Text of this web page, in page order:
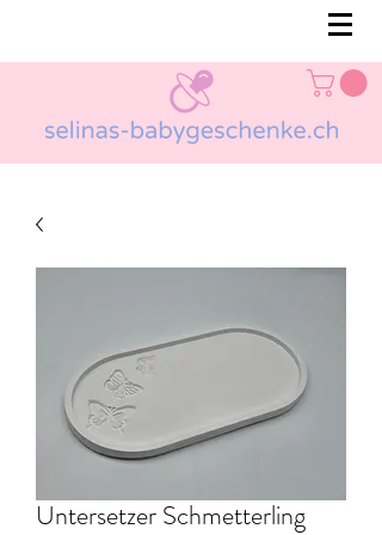
Untersetzer Schmetterling